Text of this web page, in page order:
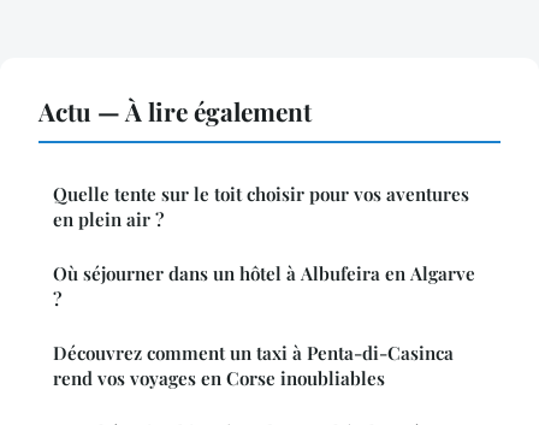
Actu — À lire également
Quelle tente sur le toit choisir pour vos aventures
en plein air ?
Où séjourner dans un hôtel à Albufeira en Algarve
?
Découvrez comment un taxi à Penta-di-Casinca
rend vos voyages en Corse inoubliables